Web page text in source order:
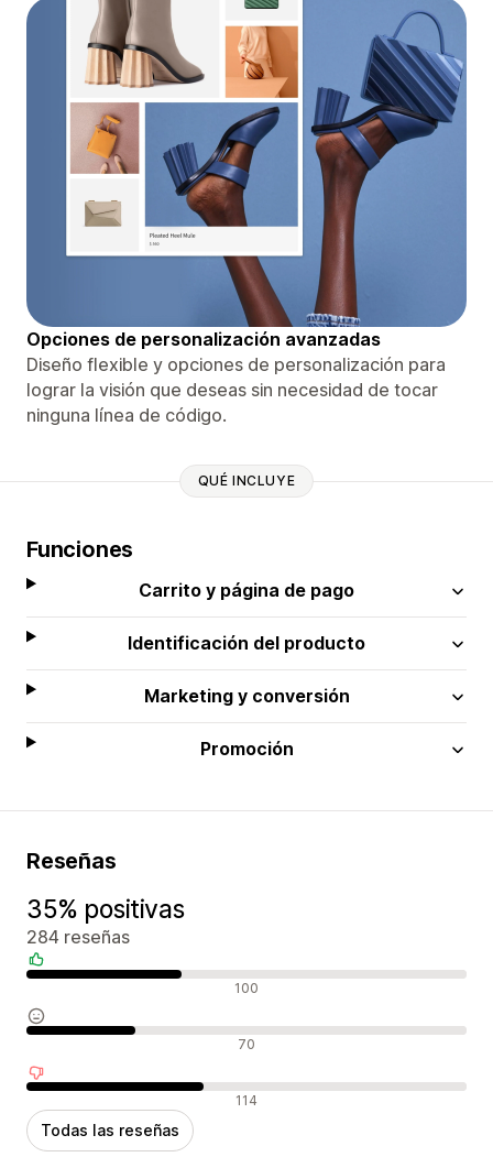
Opciones de personalización avanzadas
Diseño flexible y opciones de personalización para
lograr la visión que deseas sin necesidad de tocar
ninguna línea de código.
QUÉ INCLUYE
Funciones
Carrito y página de pago
Identificación del producto
Marketing y conversión
Promoción
Reseñas
35% positivas
284 reseñas
Reseñas positivas 100
Reseñas neutras 70
Reseñas negativas 114
Todas las reseñas